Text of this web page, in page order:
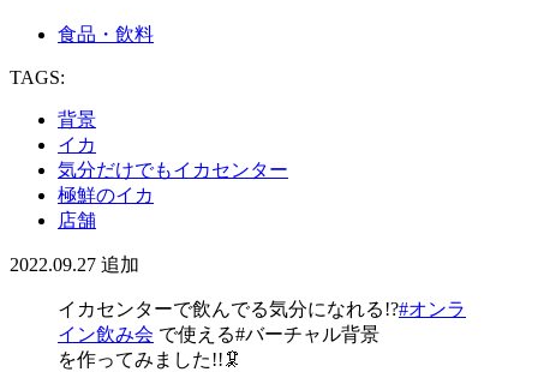
食品・飲料
TAGS:
背景
イカ
気分だけでもイカセンター
極鮮のイカ
店舗
2022.09.27 追加
イカセンターで飲んでる気分になれる!?#オンラ
イン飲み会 で使える#バーチャル背景
を作ってみました!!🦑